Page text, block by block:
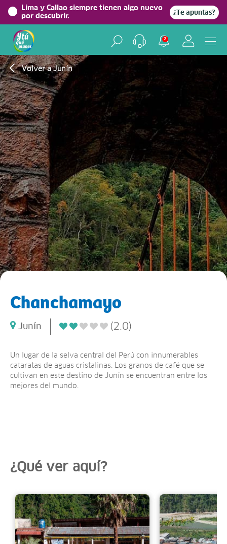
Lima y Callao siempre tienen algo nuevo
por descubrir.
¿Te apuntas?
2
Volver a Junín
Chanchamayo
Junín (2.0)
Un lugar de la selva central del Perú con innumerables
cataratas de aguas cristalinas. Los granos de café que se
cultivan en este destino de Junín se encuentran entre los
mejores del mundo.
¿Qué ver aquí?